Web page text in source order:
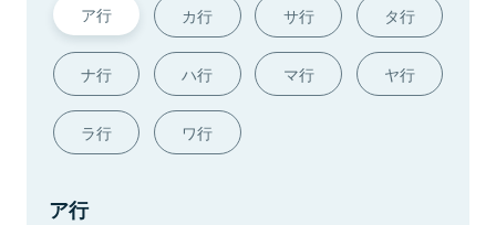
ア行 カ行 サ行 タ行
ナ行 ハ行 マ行 ヤ行
ラ行 ワ行
ア行